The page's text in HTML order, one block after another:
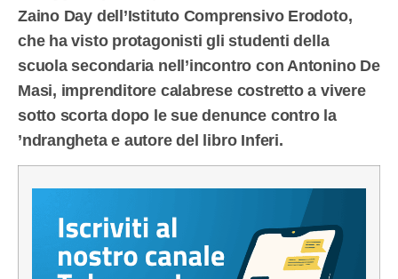
Zaino Day dell’Istituto Comprensivo Erodoto,
che ha visto protagonisti gli studenti della
scuola secondaria nell’incontro con Antonino De
Masi, imprenditore calabrese costretto a vivere
sotto scorta dopo le sue denunce contro la
’ndrangheta e autore del libro Inferi.